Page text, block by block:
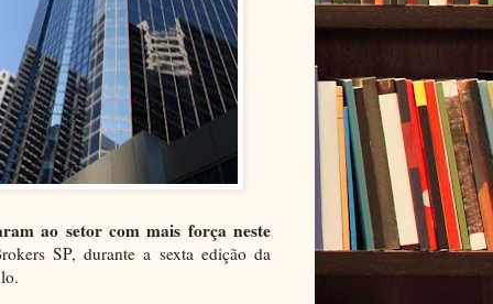
ao setor com mais força neste
SP, durante a sexta edição da